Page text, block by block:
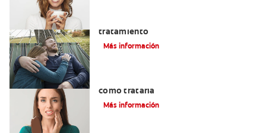
tratamiento
Más información
cómo tratarla
Más información